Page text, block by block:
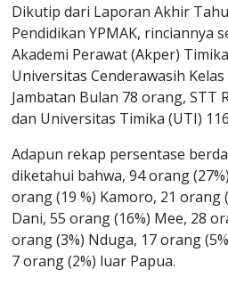
Dikutip dari Laporan Akhir
Pendidikan YPMAK, rinciannya
Akademi Perawat (Akper)
Universitas Cenderawasih
Jambatan Bulan 78 orang, STT
dan Universitas Timika (UTI)
Adapun rekap persentase
diketahui bahwa, 94 orang
orang (19 %) Kamoro, 21 orang
Dani, 55 orang (16%) Mee, 28
orang (3%) Nduga, 17 orang
7 orang (2%) luar Papua.